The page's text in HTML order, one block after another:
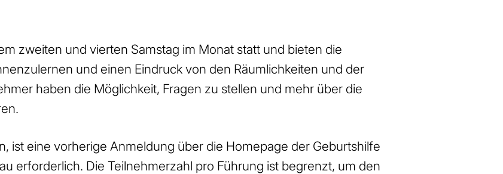
zweiten und vierten Samstag im Monat statt und bieten die
und einen Eindruck von den Räumlichkeiten und der
haben die Möglichkeit, Fragen zu stellen und mehr über die
ist eine vorherige Anmeldung über die Homepage der Geburtshilfe
erforderlich. Die Teilnehmerzahl pro Führung ist begrenzt, um den